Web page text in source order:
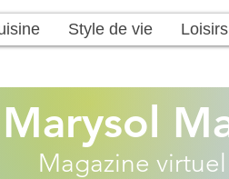
Style de vie Loisirs
Marysol
Magazine virtuel